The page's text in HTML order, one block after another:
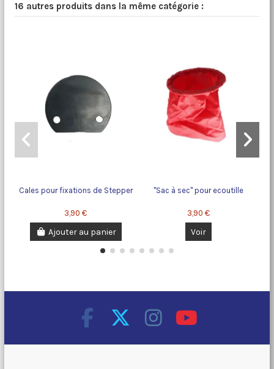
16 autres produits dans la même catégorie :
Cales pour fixations de Stepper
3,90 €
Ajouter au panier
"Sac à sec" pour ecoutille
3,90 €
Voir